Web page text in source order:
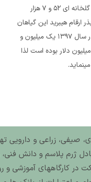
بادمجان در گلخانه 283 هکتار با تولید 44384 تن محصول گزارش شده است سطح زیر کاشت خیار مزرعه ای و گلخانه ای 52 و 7 هزار
کشاورزی، 1398).. این در حالی است که بذر ارقام هیبرید این گیاهان
وارد کشور شده و سالانه هزینه زیادی جهت وارادات بذر سبزی و صیفی صرف می گردد. بر اساس آمار گمرک ایران در سال 1397 یک میلیون و
چهل هزار تخم انواع سبزیجات برای کشت وارد کشور شده که این مقدار معادل 360 میلیارد تومان و 85 میلیون دلار بوده است لذا
صیفی، زراعی و دارویی
ژرم پلاسم و دانش
در کارگاههای آموزشی و